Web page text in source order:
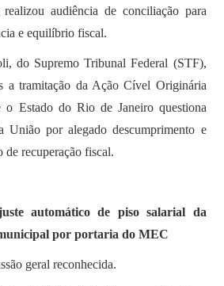
audiência de conciliação para
e equilíbrio fiscal.
do Supremo Tribunal Federal (STF),
a tramitação da Ação Cível Originária
Estado do Rio de Janeiro questiona
União por alegado descumprimento e
recuperação fiscal.
automático de piso salarial da
por portaria do MEC
geral reconhecida.